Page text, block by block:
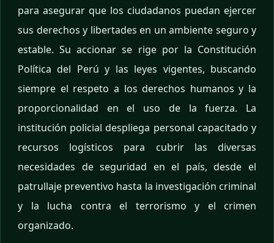
para asegurar que los ciudadanos puedan ejercer
sus derechos y libertades en un ambiente seguro y
estable. Su accionar se rige por la Constitución
Política del Perú y las leyes vigentes, buscando
siempre el respeto a los derechos humanos y la
proporcionalidad en el uso de la fuerza. La
institución policial despliega personal capacitado y
recursos logísticos para cubrir las diversas
necesidades de seguridad en el país, desde el
patrullaje preventivo hasta la investigación criminal
y la lucha contra el terrorismo y el crimen
organizado.